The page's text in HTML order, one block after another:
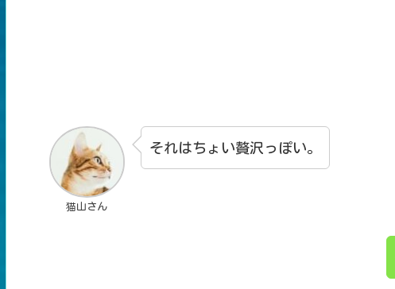
猫山さん
それはちょい贅沢っぽい。